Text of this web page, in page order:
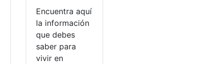
Encuentra aquí
la información
que debes
saber para
vivir en